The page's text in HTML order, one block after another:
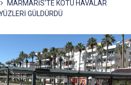
MARMARİS'TE KÖTÜ HAVALAR
GÜLDÜRDÜ